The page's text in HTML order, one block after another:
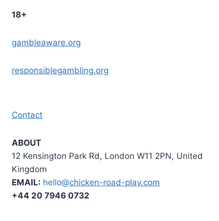
18+
gambleaware.org
responsiblegambling.org
Contact
ABOUT
12 Kensington Park Rd, London W11 2PN, United
Kingdom
EMAIL: hello@chicken-road-play.com
+44 20 7946 0732